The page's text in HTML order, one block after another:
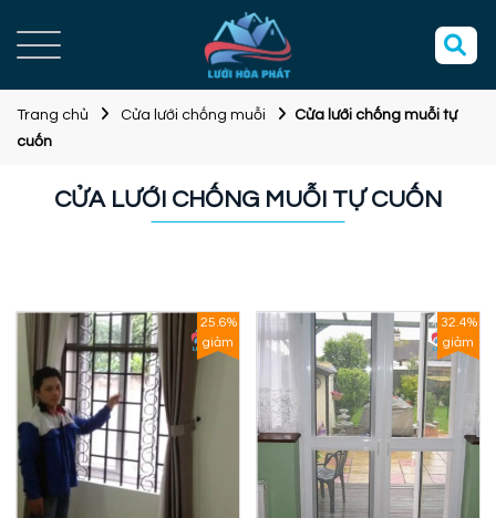
Trang chủ Cửa lưới chống muỗi
Cửa lưới chống muỗi tự
cuốn
CỬA LƯỚI CHỐNG MUỖI TỰ CUỐN
25.6%
giảm
32.4%
giảm